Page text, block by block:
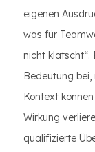
eigenen
was für
nicht klatscht“.
Bedeutung
Kontext
Wirkung
qualifizierte